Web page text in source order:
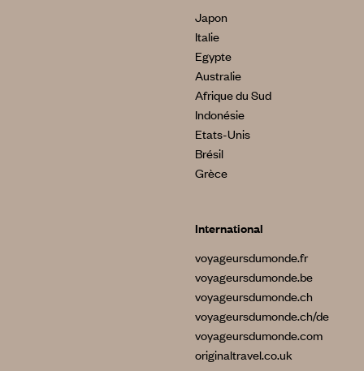
Japon
Italie
Egypte
Australie
Afrique du Sud
Indonésie
Etats-Unis
Brésil
Grèce
International
voyageursdumonde.fr
voyageursdumonde.be
voyageursdumonde.ch
voyageursdumonde.ch/de
voyageursdumonde.com
originaltravel.co.uk